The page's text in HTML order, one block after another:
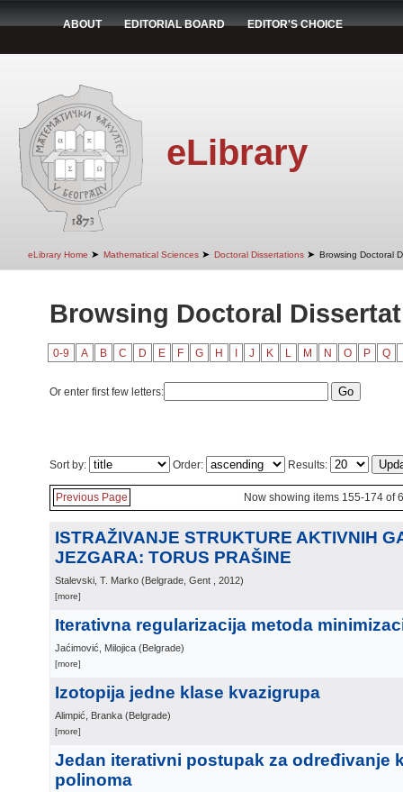
ABOUT EDITORIAL BOARD EDITOR'S CHOICE
eLibrary
eLibrary Home ➤ Mathematical Sciences ➤ Doctoral Dissertations ➤ Browsing Doctoral
Browsing Doctoral
0-9 A B C D E F G H J K L M N O P Q
Or enter first few letters:
Sort by: Order: Results:
Previous Page Now showing items 155-174 of
ISTRAŽIVANJE STRUKTURE AKTIVNIH
JEZGARA: TORUS PRAŠINE
Stalevski, T. Marko (Belgrade, Gent , 2012)
[more]
Iterativna regularizacija metoda
Jaćimović, Milojica (Belgrade)
[more]
Izotopija jedne klase kvazigrupa
Alimpić, Branka (Belgrade)
[more]
Jedan iterativni postupak za određivanje
polinoma